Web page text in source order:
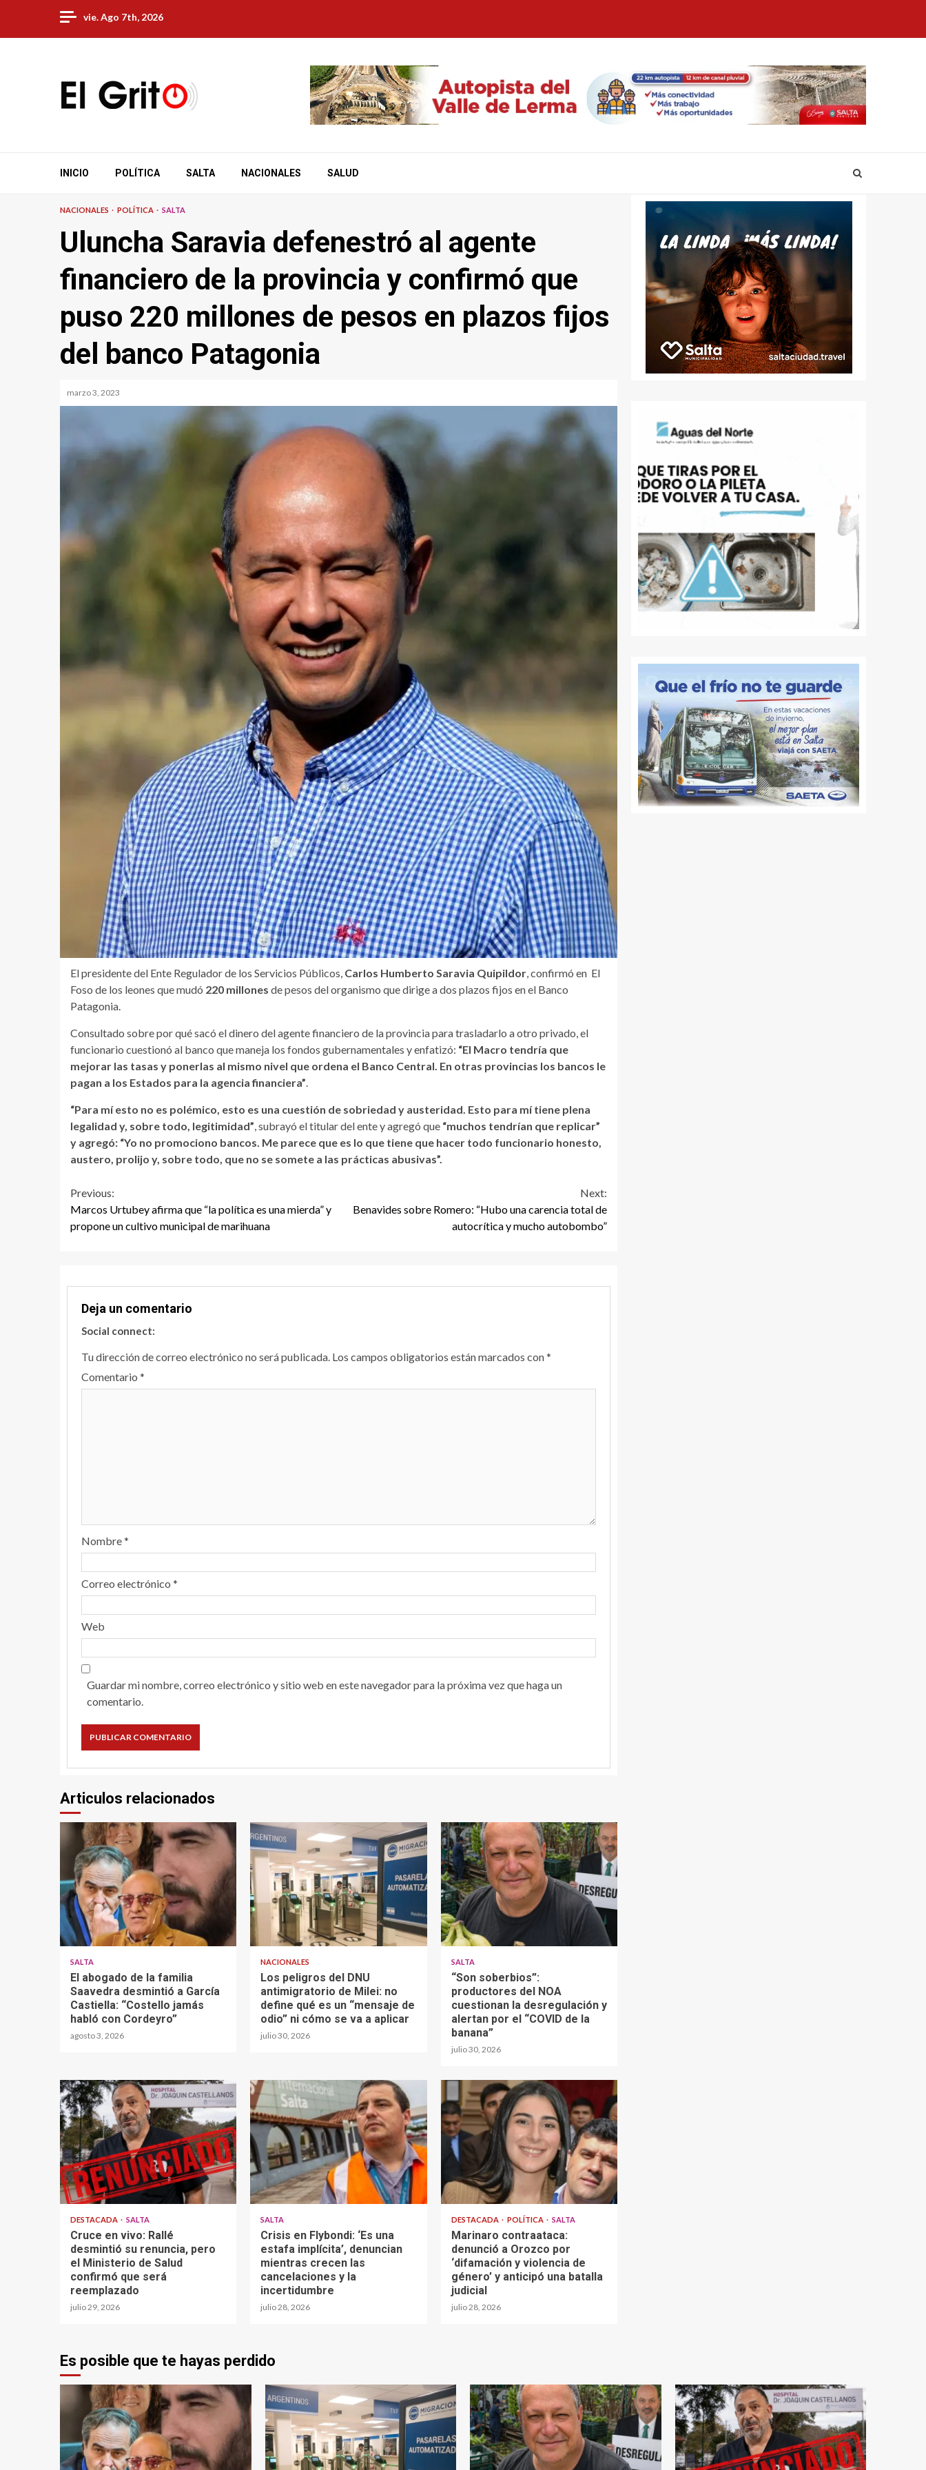
content
vie. Ago 7th, 2026
INICIO POLÍTICA SALTA NACIONALES SALUD
NACIONALES POLÍTICA SALTA
Uluncha Saravia defenestró al agente
financiero de la provincia y confirmó que
puso 220 millones de pesos en plazos fijos
del banco Patagonia
marzo 3, 2023
El presidente del Ente Regulador de los Servicios Públicos, Carlos Humberto Saravia Quipildor , confirmó en El
Foso de los leones que mudó 220 millones de pesos del organismo que dirige a dos plazos fijos en el Banco
Patagonia.
Consultado sobre por qué sacó el dinero del agente financiero de la provincia para trasladarlo a otro privado, el
funcionario cuestionó al banco que maneja los fondos gubernamentales y enfatizó: “El Macro tendría que
mejorar las tasas y ponerlas al mismo nivel que ordena el Banco Central. En otras provincias los bancos le
pagan a los Estados para la agencia financiera”
“Para mí esto no es polémico, esto es una cuestión de sobriedad y austeridad. Esto para mí tiene plena
legalidad y, sobre todo, legitimidad” , subrayó el titular del ente y agregó que “muchos tendrían que replicar”
y agregó: “Yo no promociono bancos. Me parece que es lo que tiene que hacer todo funcionario honesto,
austero, prolijo y, sobre todo, que no se somete a las prácticas abusivas”.
Continue
Reading
Previous:
Marcos Urtubey afirma que “la política es una mierda” y
propone un cultivo municipal de marihuana
Next:
Benavides sobre Romero: “Hubo una carencia total de
autocrítica y mucho autobombo”
Deja un comentario
Social connect:
Tu dirección de correo electrónico no será publicada. Los campos obligatorios están marcados con*
Comentario *
Nombre*
Correo electrónico *
Web
Guardar mi nombre, correo electrónico y sitio web en este navegador para la próxima vez que haga un
comentario.
Articulos relacionados
SALTA
El abogado de la familia
Saavedra desmintió a García
Castiella: “Costello jamás
habló con Cordeyro”
agosto 3, 2026
NACIONALES
Los peligros del DNU
antimigratorio de Milei: no
define qué es un “mensaje de
odio” ni cómo se va a aplicar
julio 30, 2026
SALTA
“Son soberbios”:
productores del NOA
cuestionan la desregulación y
alertan por el “COVID de la
banana”
julio 30, 2026
DESTACADA SALTA
Cruce en vivo: Rallé
desmintió su renuncia, pero
el Ministerio de Salud
confirmó que será
reemplazado
julio 29, 2026
SALTA
Crisis en Flybondi: ‘Es una
estafa implícita’, denuncian
mientras crecen las
cancelaciones y la
incertidumbre
julio 28, 2026
DESTACADA POLÍTICA SALTA
Marinaro contraataca:
denunció a Orozco por
‘difamación y violencia de
género’ y anticipó una batalla
judicial
julio 28, 2026
Es posible que te hayas perdido